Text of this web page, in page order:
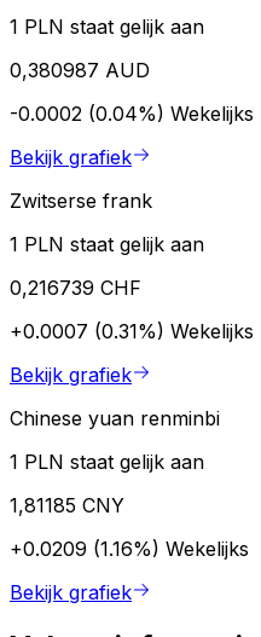
1 PLN staat gelijk aan
0,380987 AUD
-0.0002 (0.04%) Wekelijks
Bekijk grafiek
Zwitserse frank
1 PLN staat gelijk aan
0,216739 CHF
+0.0007 (0.31%) Wekelijks
Bekijk grafiek
Chinese yuan renminbi
1 PLN staat gelijk aan
1,81185 CNY
+0.0209 (1.16%) Wekelijks
Bekijk grafiek